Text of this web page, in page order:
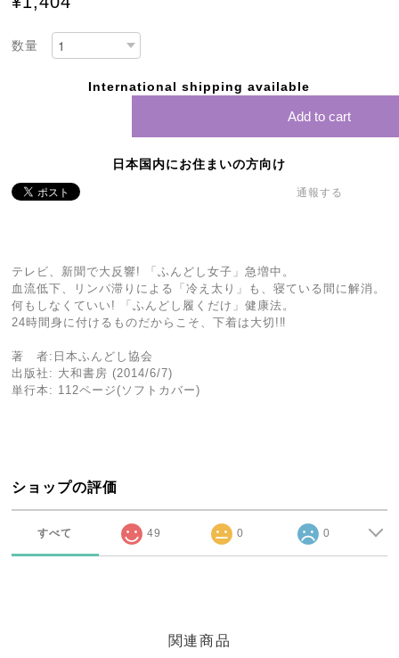
数量
International shipping available
Add to cart
日本国内にお住まいの方向け
通報する
テレビ、新聞で大反響! 「ふんどし女子」急増中。
血流低下、リンパ滞りによる「冷え太り」も、寝ている間に解消。
何もしなくていい! 「ふんどし履くだけ」健康法。
24時間身に付けるものだからこそ、下着は大切!‼
著 者:日本ふんどし協会
出版社: 大和書房 (2014/6/7)
単行本: 112ページ(ソフトカバー)
ショップの評価
すべて 49 0 0
関連商品